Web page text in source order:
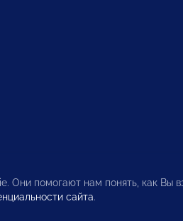
Они помогают нам понять, как Вы
сайта.